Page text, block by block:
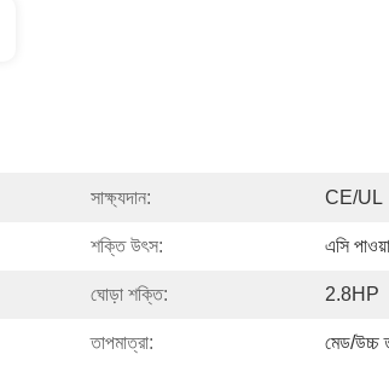
সাক্ষ্যদান: CE/UL
শক্তি উৎস: এসি
ঘোড়া শক্তি: 2.8HP
তাপমাত্রা: মেড/উচ্চ